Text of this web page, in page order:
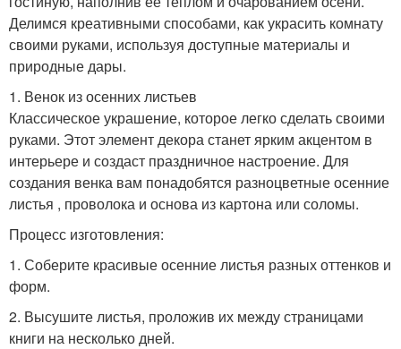
Делимся креативными способами, как украсить комнату
своими руками, используя доступные материалы и
природные дары.
1. Венок из осенних листьев
Классическое украшение, которое легко сделать своими
руками. Этот элемент декора станет ярким акцентом в
интерьере и создаст праздничное настроение. Для
создания венка вам понадобятся разноцветные осенние
листья , проволока и основа из картона или соломы.
Процесс изготовления:
1. Соберите красивые осенние листья разных оттенков и
форм.
2. Высушите листья, проложив их между страницами
книги на несколько дней.